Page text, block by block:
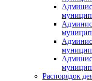
Распорядок